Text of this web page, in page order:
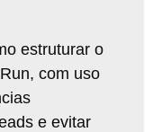
estruturar o
com uso
e evitar